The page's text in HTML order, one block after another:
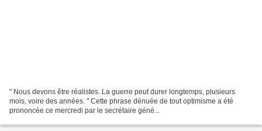
" Nous devons être réalistes. La guerre peut durer longtemps, plusieurs
mois, voire des années. " Cette phrase dénuée de tout optimisme a été
prononcée ce mercredi par le secrétaire géné...